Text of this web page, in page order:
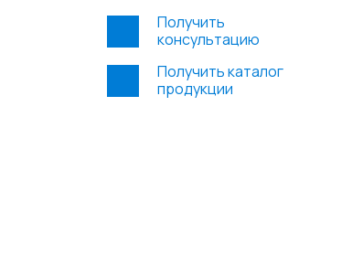
Получить
консультацию
Получить каталог
продукции